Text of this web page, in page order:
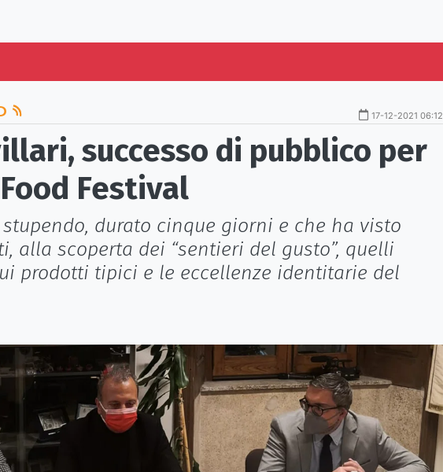
17-12-2021 06:12
successo di pubblico per
Festival
stupendo, durato cinque giorni e che ha visto
alla scoperta dei “sentieri del gusto”, quelli
prodotti tipici e le eccellenze identitarie del